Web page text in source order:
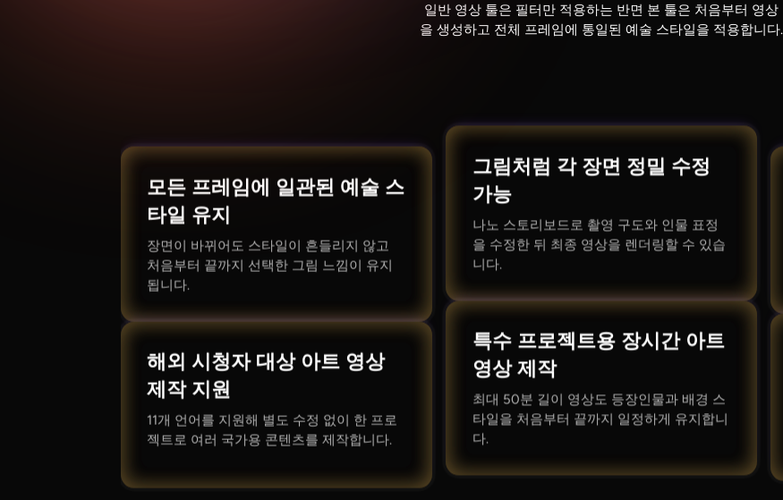
일반 영상 툴은 필터만 적용하는 반면 본 툴은 처음부터 영상
을 생성하고 전체 프레임에 통일된 예술 스타일을 적용합니다.
모든 프레임에 일관된 예술 스
타일 유지
장면이 바뀌어도 스타일이 흔들리지 않고
처음부터 끝까지 선택한 그림 느낌이 유지
됩니다.
해외 시청자 대상 아트 영상
제작 지원
11개 언어를 지원해 별도 수정 없이 한 프로
젝트로 여러 국가용 콘텐츠를 제작합니다.
그림처럼 각 장면 정밀 수정
가능
나노 스토리보드로 촬영 구도와 인물 표정
을 수정한 뒤 최종 영상을 렌더링할 수 있습
니다.
특수 프로젝트용 장시간 아트
영상 제작
최대 50분 길이 영상도 등장인물과 배경 스
타일을 처음부터 끝까지 일정하게 유지합니
다.